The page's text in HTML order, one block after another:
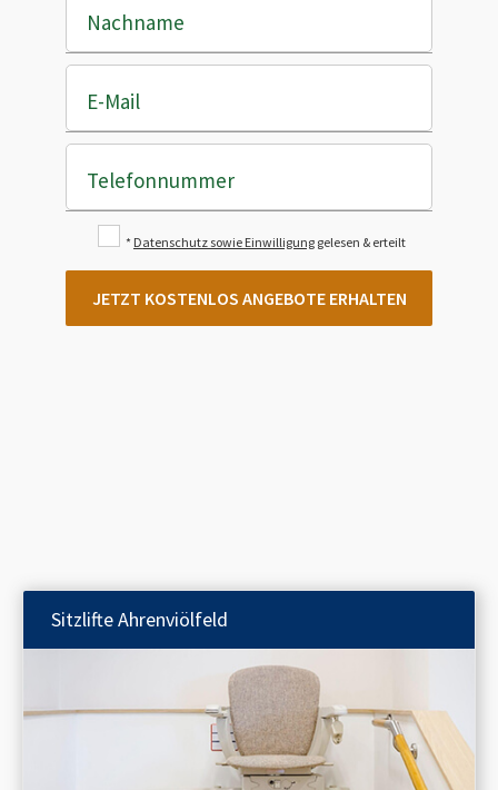
Nachname
E-Mail
Telefonnummer
* Datenschutz sowie Einwilligung gelesen & erteilt
JETZT KOSTENLOS ANGEBOTE ERHALTEN
SitzlifteAhrenviölfeld